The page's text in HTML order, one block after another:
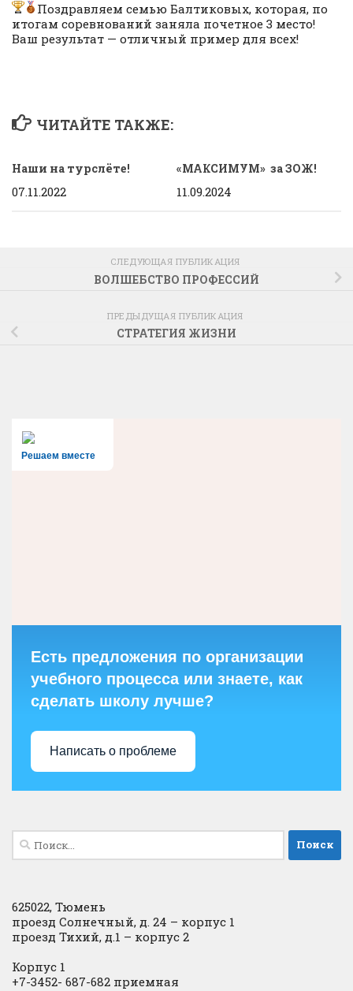
Поздравляем семью Балтиковых, которая, по
итогам соревнований заняла почетное 3 место!
Ваш результат — отличный пример для всех!
ЧИТАЙТЕ ТАКЖЕ:
Наши на турслёте!
07.11.2022
«МАКСИМУМ» за ЗОЖ!
11.09.2024
СЛЕДУЮЩАЯ ПУБЛИКАЦИЯ
ВОЛШЕБСТВО ПРОФЕССИЙ
ПРЕДЫДУЩАЯ ПУБЛИКАЦИЯ
СТРАТЕГИЯ ЖИЗНИ
Решаем вместе
Есть предложения по организации
учебного процесса или знаете, как
сделать школу лучше?
Написать о проблеме
Найти:
625022, Тюмень
проезд Солнечный, д. 24 – корпус 1
проезд Тихий, д.1 – корпус 2
Корпус 1
+7-3452- 687-682 приемная